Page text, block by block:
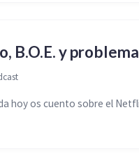
B.O.E. y
hoy os cuento sobre el